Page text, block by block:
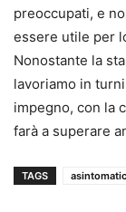
preoccupati, e
essere utile per
Nonostante la
lavoriamo in
impegno, con la
farà a superare
TAGS